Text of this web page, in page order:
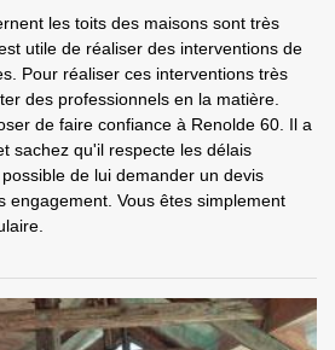
les toits des maisons sont très
utile de réaliser des interventions de
Pour réaliser ces interventions très
des professionnels en la matière.
de faire confiance à Renolde 60. Il a
sachez qu'il respecte les délais
de lui demander un devis
engagement. Vous êtes simplement